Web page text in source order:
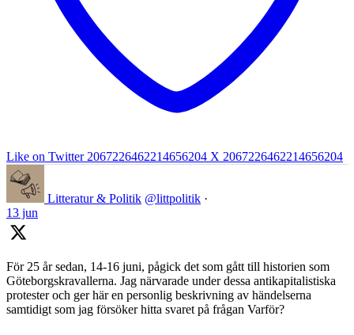
Like on Twitter 2067226462214656204 X 2067226462214656204
Litteratur & Politik @littpolitik ·
13 jun
För 25 år sedan, 14-16 juni, pågick det som gått till historien som
Göteborgskravallerna. Jag närvarade under dessa antikapitalistiska
protester och ger här en personlig beskrivning av händelserna
samtidigt som jag försöker hitta svaret på frågan Varför?